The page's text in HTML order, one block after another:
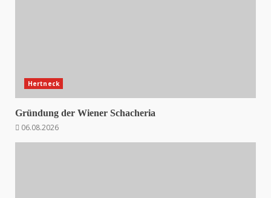
Hertneck
Gründung der Wiener Schacheria
06.08.2026